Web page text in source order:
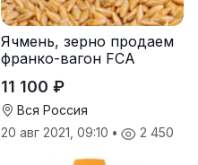
Ячмень, зерно продаем
франко-вагон FCA
11 100 ₽
Вся Россия
20 авг 2021, 09:10 • 2 450